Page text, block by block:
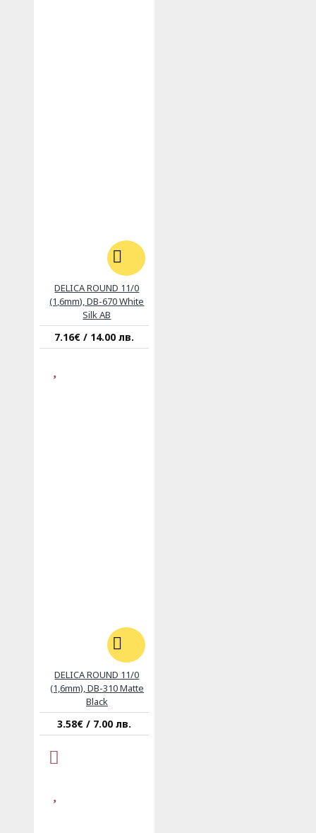
DELICA ROUND 11/0
(1,6mm), DB-670 White
Silk AB
7.16€ / 14.00 лв.
DELICA ROUND 11/0
(1,6mm), DB-310 Matte
Black
3.58€ / 7.00 лв.